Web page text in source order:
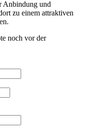
Anbindung und
zu einem attraktiven
noch vor der